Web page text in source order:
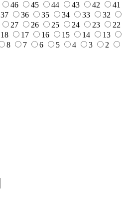
46 45 44 43 42
41
37 36 35 34 33
32
27 26 25 24 23
22
18 17 16 15 14
13
8 7 6 5 4 3
2